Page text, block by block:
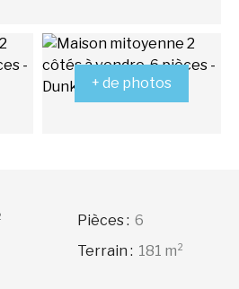
+ de photos
Pièces: 6
Terrain : 181 m²